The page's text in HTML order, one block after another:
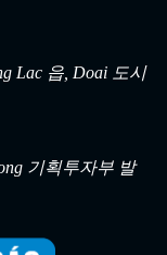
Lac 읍, Doai 도시
기획투자부 발